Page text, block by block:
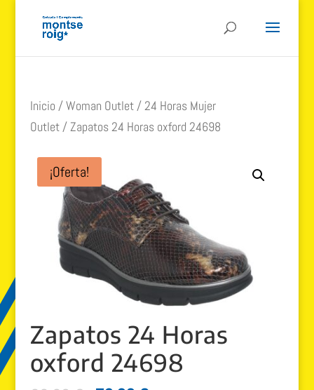
Inicio /Woman Outlet/24 Horas Mujer
Outlet/ Zapatos 24 Horas oxford 24698
¡Oferta!
Zapatos 24 Horas
oxford 24698